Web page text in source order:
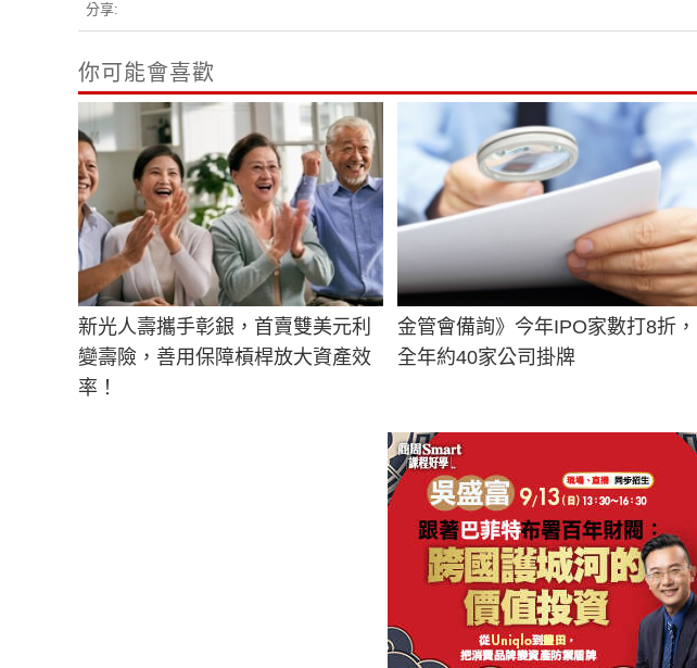
分享:
你可能會喜歡
新光人壽攜手彰銀，首賣雙美元利
變壽險，善用保障槓桿放大資產效
率！
金管會備詢》今年IPO家數打8折，
全年約40家公司掛牌